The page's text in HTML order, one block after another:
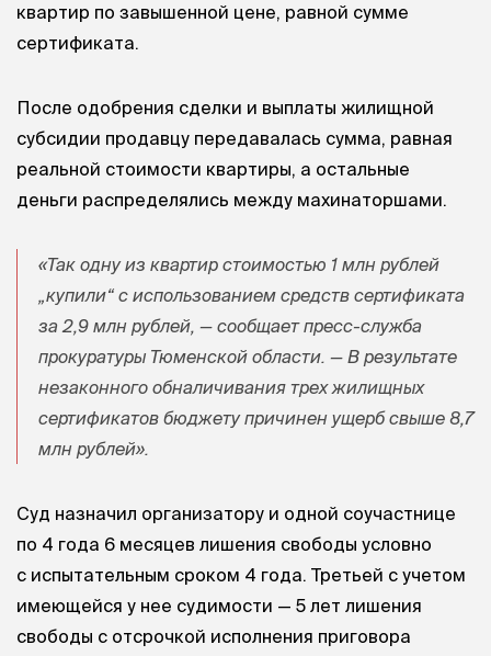
квартир по завышенной цене, равной сумме
сертификата.
После одобрения сделки и выплаты жилищной
субсидии продавцу передавалась сумма, равная
реальной стоимости квартиры, а остальные
деньги распределялись между махинаторшами.
«Так одну из квартир стоимостью 1 млн рублей
„купили“ с использованием средств сертификата
за 2,9 млн рублей, — сообщает пресс-служба
прокуратуры Тюменской области. — В результате
незаконного обналичивания трех жилищных
сертификатов бюджету причинен ущерб свыше 8,7
млн рублей».
Суд назначил организатору и одной соучастнице
по 4 года 6 месяцев лишения свободы условно
с испытательным сроком 4 года. Третьей с учетом
имеющейся у нее судимости — 5 лет лишения
свободы с отсрочкой исполнения приговора